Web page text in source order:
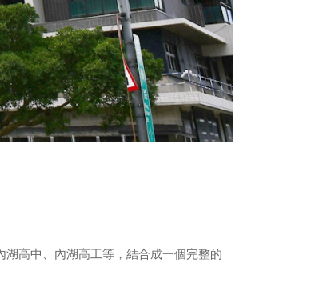
高中、內湖高工等，結合成一個完整的